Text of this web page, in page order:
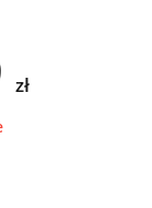
zł